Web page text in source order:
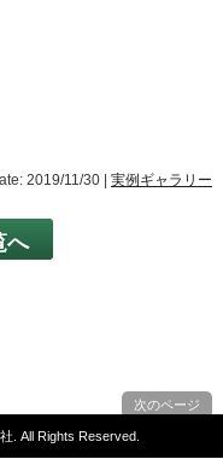
2019/11/30 |実例ギャラリー
へ
次のページ
. All Rights Reserved.